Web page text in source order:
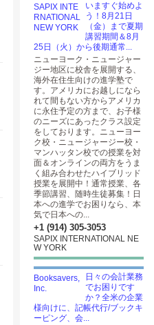
いますぐ始めよ
う！8月21日
（金）まで夏期
講習期間＆8月
25日（火）から後期通常...
ニューヨーク・ニュージャー
ジー地区に校舎を展開する、
海外在住生向けの進学塾で
す。アメリカにお越しになら
れて間もない方からアメリカ
に永住予定の方まで、お子様
のニーズにあったクラス設定
をしております。ニューヨー
ク校・ニュージャージー校・
マンハッタン校での授業を対
面＆オンラインの両方をうま
く組み合わせたハイブリッド
授業を展開中！通常授業、各
季節講習、随時生徒募集！日
本への進学でお困りなら、本
気で日本への...
+1 (914) 305-3053
SAPIX INTERNATIONAL NE
W YORK
日々の会計業務
でお困りです
か？全米の企業
様向けに、記帳代行/ブックキ
ーピング、会...